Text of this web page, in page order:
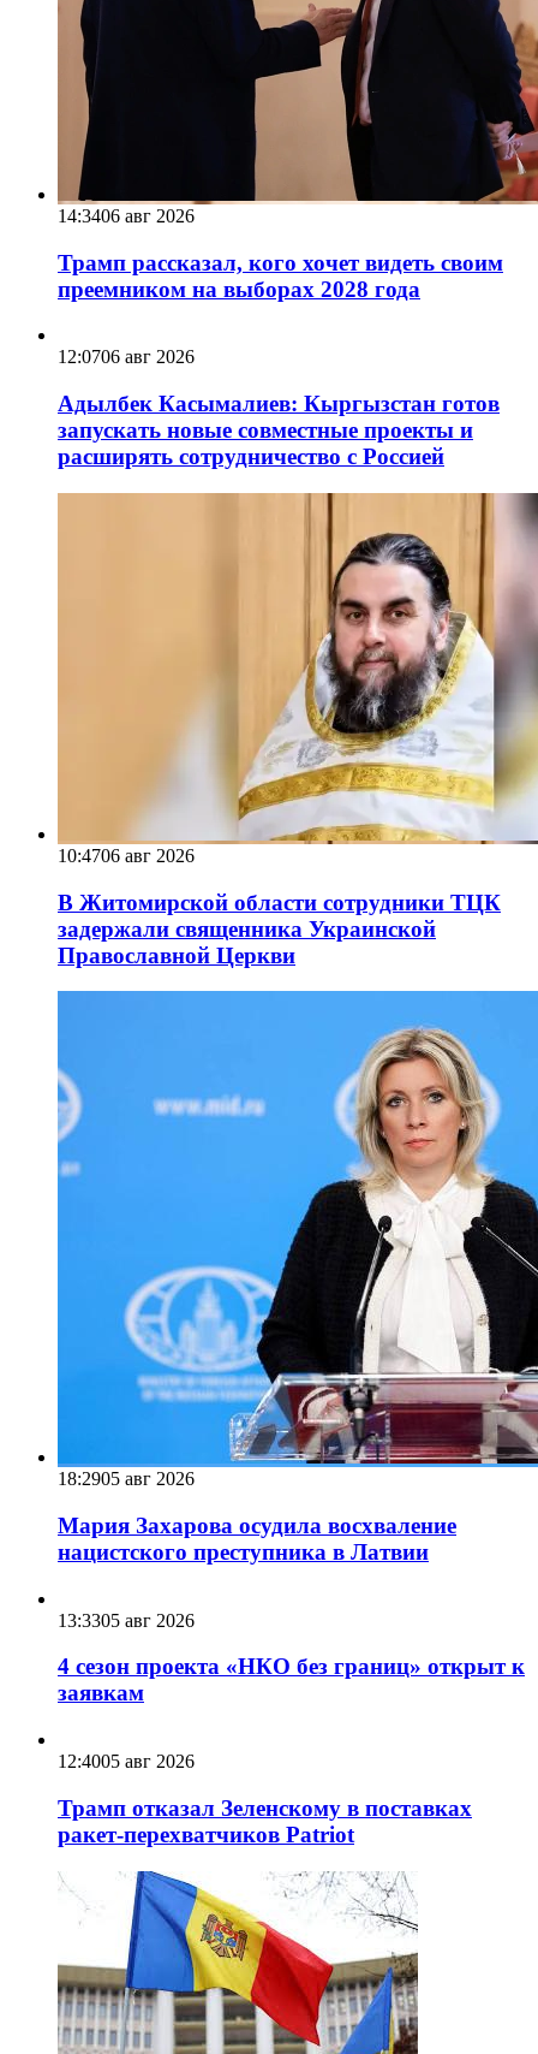
14:3406 авг 2026
Трамп рассказал, кого хочет видеть своим
преемником на выборах 2028 года
12:0706 авг 2026
Адылбек Касымалиев: Кыргызстан готов
запускать новые совместные проекты и
расширять сотрудничество с Россией
10:4706 авг 2026
В Житомирской области сотрудники ТЦК
задержали священника Украинской
Православной Церкви
18:2905 авг 2026
Мария Захарова осудила восхваление
нацистского преступника в Латвии
13:3305 авг 2026
4 сезон проекта «НКО без границ» открыт к
заявкам
12:4005 авг 2026
Трамп отказал Зеленскому в поставках
ракет-перехватчиков Patriot